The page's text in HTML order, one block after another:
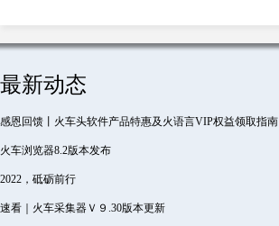
最新动态
感恩回馈丨火车头软件产品特惠及火语言VIP权益领取指南
火车浏览器8.2版本发布
2022，砥砺前行
速看｜火车采集器Ｖ９.30版本更新